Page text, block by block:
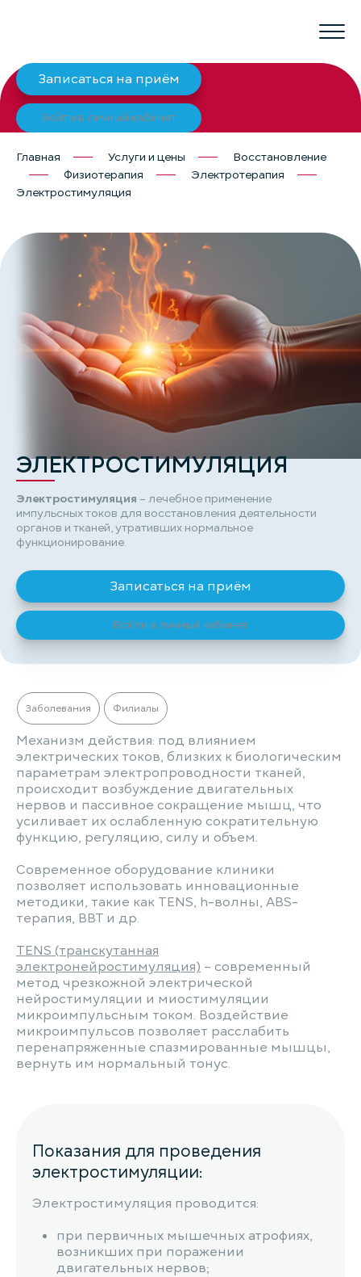
Записаться на приём
Войти в личный кабинет
Главная Услуги и цены
Восстановление
Физиотерапия
Электротерапия
Электростимуляция
ЭЛЕКТРОСТИМУЛЯЦИЯ
Электростимуляция – лечебное применение
импульсных токов для восстановления деятельности
органов и тканей, утративших нормальное
функционирование.
Записаться на приём
Войти в личный кабинет
Заболевания Филиалы
Механизм действия: под влиянием
электрических токов, близких к биологическим
параметрам электропроводности тканей,
происходит возбуждение двигательных
нервов и пассивное сокращение мышц, что
усиливает их ослабленную сократительную
функцию, регуляцию, силу и объем.
Современное оборудование клиники
позволяет использовать инновационные
методики, такие как TENS, h-волны, ABS-
терапия, ВВТ и др.
TENS (транскутанная
электронейростимуляция) – современный
метод чрезкожной электрической
нейростимуляции и миостимуляции
микроимпульсным током. Воздействие
микроимпульсов позволяет расслабить
перенапряженные спазмированные мышцы,
вернуть им нормальный тонус.
Показания для проведения
электростимуляции:
Электростимуляция проводится:
при первичных мышечных атрофиях,
возникших при поражении
двигательных нервов;